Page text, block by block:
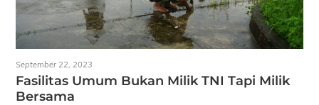
September 22, 2023
Fasilitas Umum Bukan Milik TNI Tapi Milik
Bersama